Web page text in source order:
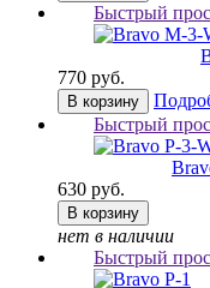
Быстрый
770 руб.
В корзину
Быстрый
630 руб.
В корзину
нет в наличии
Быстрый